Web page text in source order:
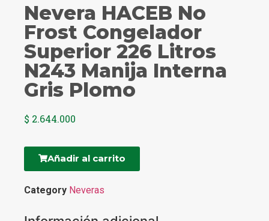
Nevera HACEB No
Frost Congelador
Superior 226 Litros
N243 Manija Interna
Gris Plomo
$ 2.644.000
Añadir al carrito
Category Neveras